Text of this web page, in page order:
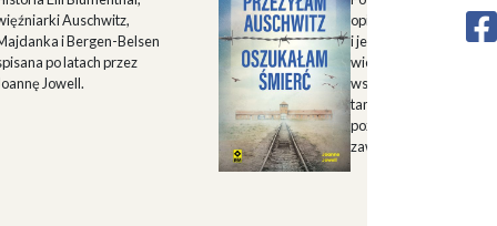
Auschwitz,
i Bergen-Belsen
po latach przez
Jowell.
opisu historii Górnego
i jego mieszkańców w
wieku oraz zapisu
wspomnień
tamtych terenów, które
pozwalają lepiej
zawiłe koleje losu